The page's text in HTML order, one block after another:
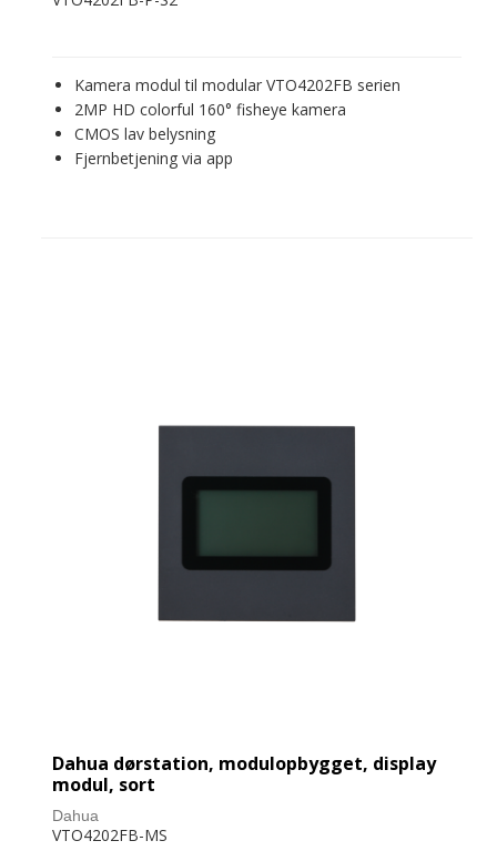
Kamera modul til modular VTO4202FB serien
2MP HD colorful 160° fisheye kamera
CMOS lav belysning
Fjernbetjening via app
Dahua dørstation, modulopbygget, display
modul, sort
Dahua
VTO4202FB-MS